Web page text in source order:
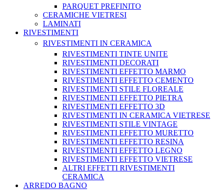
PARQUET PREFINITO
CERAMICHE VIETRESI
LAMINATI
RIVESTIMENTI
RIVESTIMENTI IN CERAMICA
RIVESTIMENTI TINTE UNITE
RIVESTIMENTI DECORATI
RIVESTIMENTI EFFETTO MARMO
RIVESTIMENTI EFFETTO CEMENTO
RIVESTIMENTI STILE FLOREALE
RIVESTIMENTI EFFETTO PIETRA
RIVESTIMENTI EFFETTO 3D
RIVESTIMENTI IN CERAMICA VIETRESE
RIVESTIMENTI STILE VINTAGE
RIVESTIMENTI EFFETTO MURETTO
RIVESTIMENTI EFFETTO RESINA
RIVESTIMENTI EFFETTO LEGNO
RIVESTIMENTI EFFETTO VIETRESE
ALTRI EFFETTI RIVESTIMENTI
CERAMICA
ARREDO BAGNO